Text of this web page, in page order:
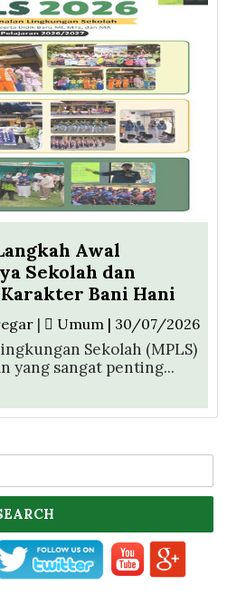
Awal
Sekolah dan
Bani Hani
| Umum | 30/07/2026
Sekolah (MPLS)
yang sangat penting...